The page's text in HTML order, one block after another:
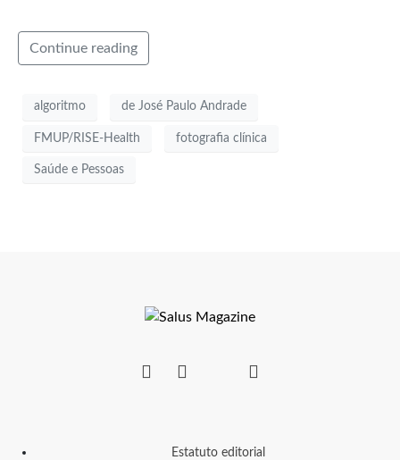
Continue reading
algoritmo de José Paulo Andrade
FMUP/RISE-Health fotografia clínica
Saúde e Pessoas
Estatuto editorial